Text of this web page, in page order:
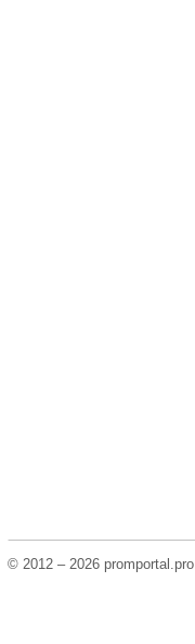
© 2012 – 2026 promportal.pro